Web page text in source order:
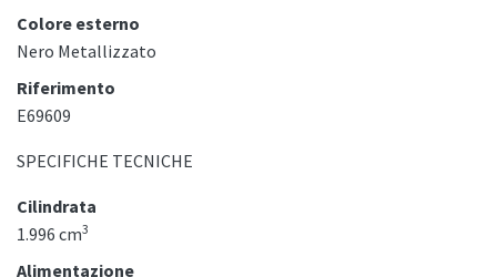
Colore esterno
Nero Metallizzato
Riferimento
E69609
SPECIFICHE TECNICHE
Cilindrata
1.996 cm3
Alimentazione